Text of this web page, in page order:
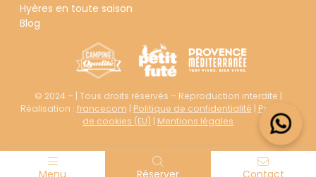
Hyères en toute saison
Blog
© 2024 – | Tous droits réservés – Reproduction interdite |
Réalisation : francecom | Politique de confidentialité | Politique
de cookies (EU) | Mentions légales
Menu Réserver Contact